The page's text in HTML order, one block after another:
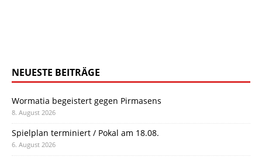
NEUESTE BEITRÄGE
Wormatia begeistert gegen Pirmasens
8. August 2026
Spielplan terminiert / Pokal am 18.08.
6. August 2026